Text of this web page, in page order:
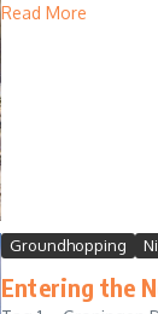
Read More
Groundhopping
Entering the